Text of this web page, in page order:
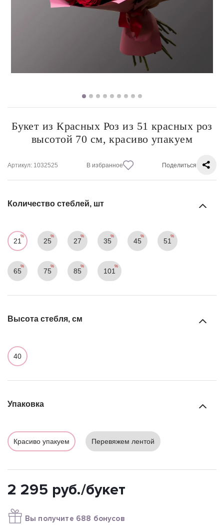
Букет из Красных Роз из 51 красных роз
высотой 70 см, красиво упакуем
Артикул: 1032525 В избранное Поделиться
Количество стеблей, шт
21 25 27 35 45 51
65 75 85 101
Высота стебля, см
40
Упаковка
Красиво упакуем Перевяжем лентой
2 295 руб./букет
Вы получите 688 бонусов